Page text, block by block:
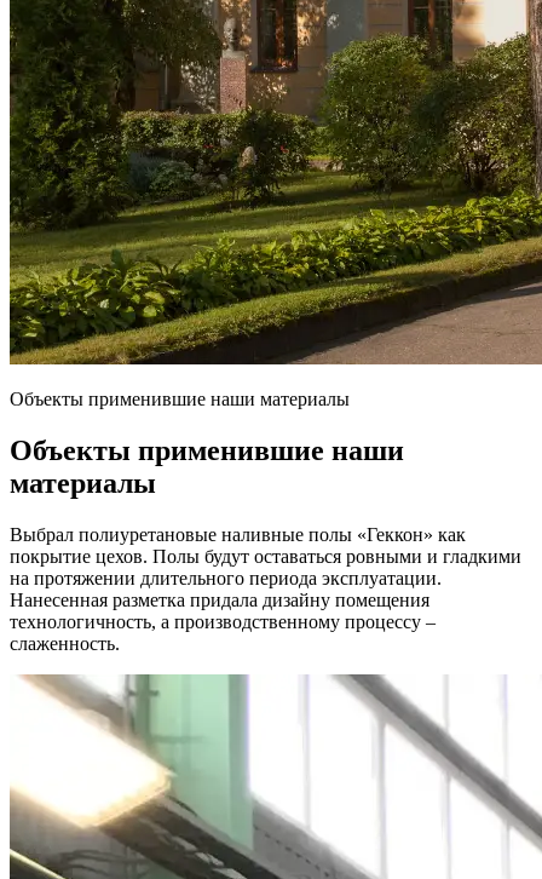
Объекты применившие наши материалы
Объекты применившие наши
материалы
Выбрал полиуретановые наливные полы «Геккон» как
покрытие цехов. Полы будут оставаться ровными и гладкими
на протяжении длительного периода эксплуатации.
Нанесенная разметка придала дизайну помещения
технологичность, а производственному процессу –
слаженность.